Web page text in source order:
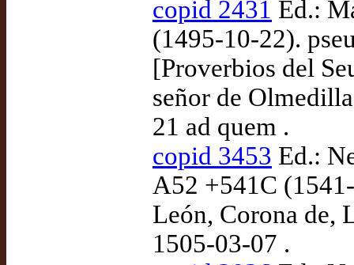
copid 2431 Ed.:
(1495-10-22).
[Proverbios del
señor de
21 ad quem .
copid 3453 Ed.:
A52 +541C
León, Corona de,
1505-03-07 .